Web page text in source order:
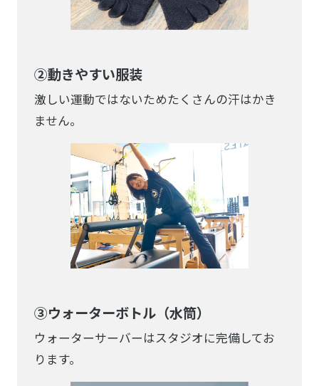
②動きやすい服装
激しい運動ではないためたくさんの汗はかき
ません。
③ウォーターボトル（水筒）
ウォーターサーバーはスタジオに完備してお
ります。